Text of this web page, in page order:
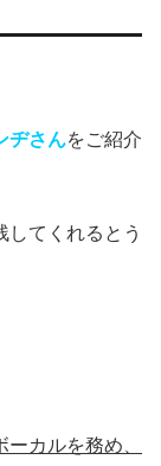
ヂさんをご紹介
てくれるとう
カルを務め、